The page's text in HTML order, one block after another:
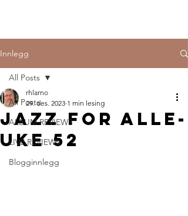
Innlegg
All Posts
ALBUM REVIEWS
LIVE REVIEWS
Blogginnlegg
All Posts
Jazz for alle-
uke 52
rhlarno
29. des. 2023 1 min lesing